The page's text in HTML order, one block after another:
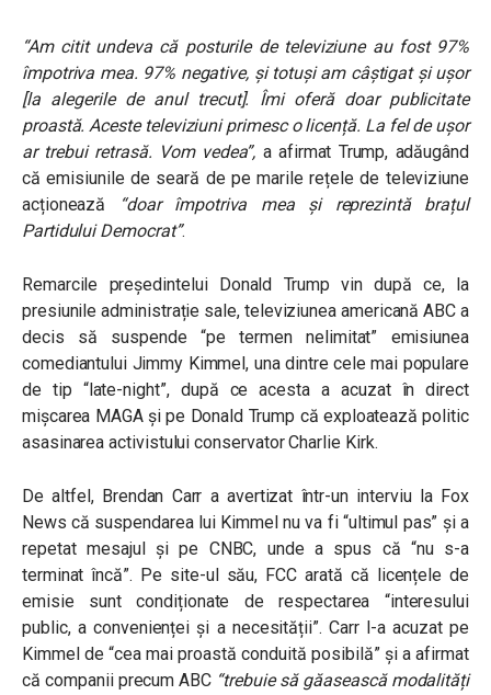
“Am citit undeva că posturile de televiziune au fost 97%
împotriva mea. 97% negative, și totuși am câștigat și ușor
[la alegerile de anul trecut]. Îmi oferă doar publicitate
proastă. Aceste televiziuni primesc o licență. La fel de ușor
ar trebui retrasă. Vom vedea”, a afirmat Trump, adăugând
că emisiunile de seară de pe marile rețele de televiziune
acționează
“doar împotriva mea și reprezintă brațul
Partidului Democrat”.
Remarcile președintelui Donald Trump vin după ce, la
presiunile administrație sale, televiziunea americană ABC a
decis să suspende “pe termen nelimitat” emisiunea
comediantului Jimmy Kimmel, una dintre cele mai populare
de tip “late-night”, după ce acesta a acuzat în direct
mișcarea MAGA și pe Donald Trump că exploatează politic
asasinarea activistului conservator Charlie Kirk.
De altfel, Brendan Carr a avertizat într-un interviu la Fox
News că suspendarea lui Kimmel nu va fi “ultimul pas” și a
repetat mesajul și pe CNBC, unde a spus că “nu s-a
terminat încă”. Pe site-ul său, FCC arată că licențele de
emisie sunt condiționate de respectarea “interesului
public, a convenienței și a necesității”. Carr l-a acuzat pe
Kimmel de “cea mai proastă conduită posibilă” și a afirmat
că companii precum ABC “trebuie să găasească modalități